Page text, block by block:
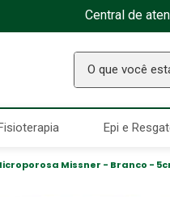
Central de
O que você
Epi e
Missner - Branco -
TERMOS
Seringa
2º Fralda